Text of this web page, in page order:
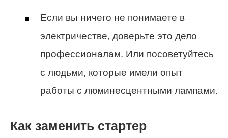
Если вы ничего не понимаете в
электричестве, доверьте это дело
профессионалам. Или посоветуйтесь
с людьми, которые имели опыт
работы с люминесцентными лампами.
Как заменить стартер